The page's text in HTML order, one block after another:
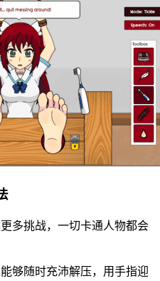
多挑战，一切卡通人物都会
够随时充沛解压，用手指迎